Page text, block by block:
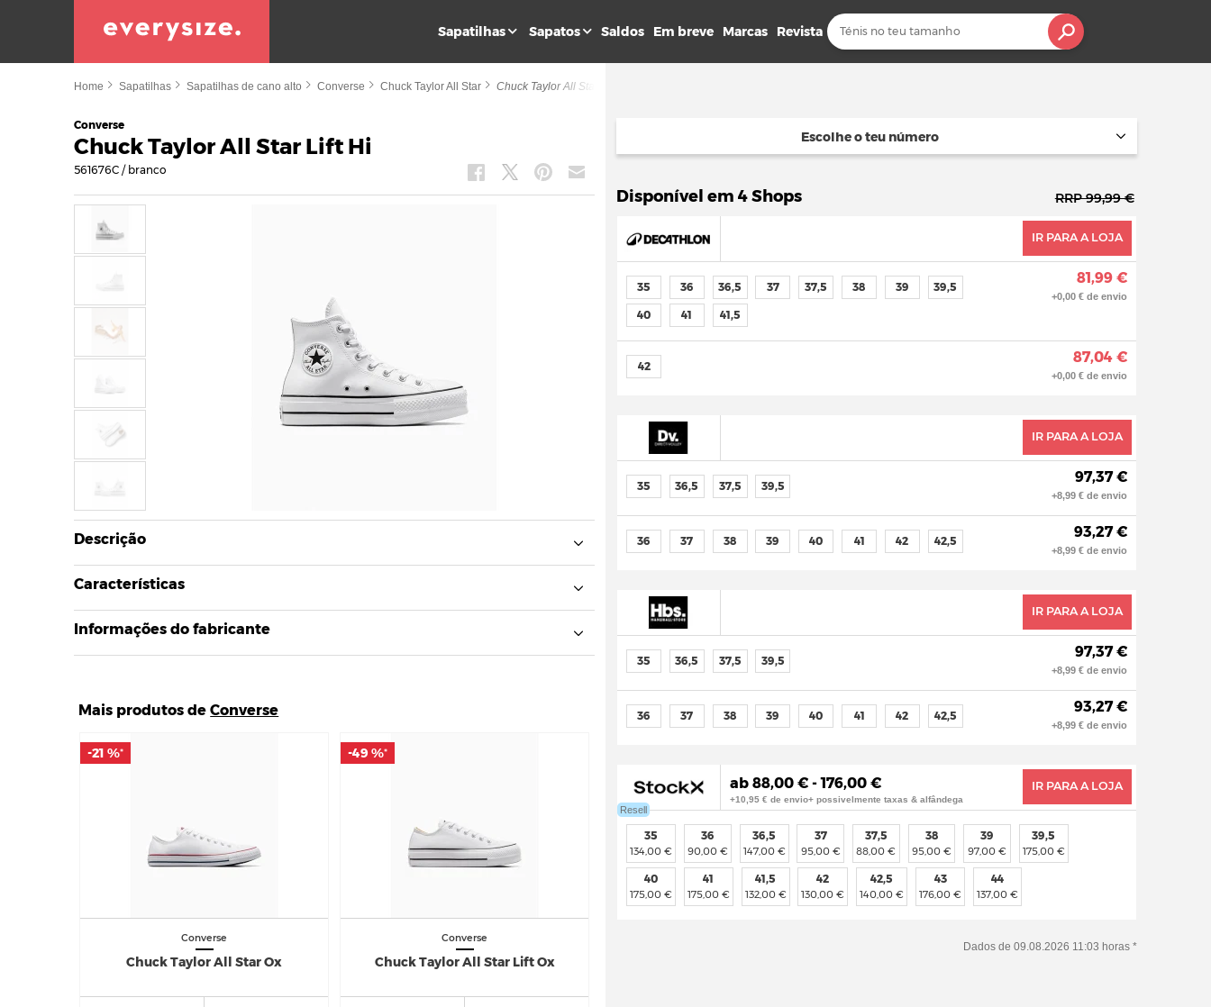
Sapatilhas Sapatos Saldos Em breve Marcas Revista
Home Sapatilhas Sapatilhas de cano alto Converse Chuck Taylor All Star Chuck Taylor All Star Lift Hi
Converse
Chuck Taylor All Star Lift Hi
561676C / branco
Descrição
Características
Informações do fabricante
Mais produtos deConverse
Converse
Chuck Taylor All Star Ox
-21 %*
-21 %*
Converse
Chuck Taylor All Star Lift Ox
-49 %*
-49 %*
Escolhe o teu número
Disponível em 4 Shops RRP 99,99 €
IR PARA A LOJA
35 36 36,5 37 37,5 38 39 39,5
40 41 41,5
81,99 €
+0,00 € de envio
42
87,04 €
+0,00 € de envio
IR PARA A LOJA
35 36,5 37,5 39,5
97,37 €
+8,99 € de envio
36 37 38 39 40 41 42 42,5
93,27 €
+8,99 € de envio
IR PARA A LOJA
35 36,5 37,5 39,5
97,37 €
+8,99 € de envio
36 37 38 39 40 41 42 42,5
93,27 €
+8,99 € de envio
Resell
ab 88,00 € - 176,00 €
+10,95 € de envio+ possivelmente taxas & alfândega
IR PARA A LOJA
35
134,00 €
36
90,00 €
36,5
147,00 €
37
95,00 €
37,5
88,00 €
38
95,00 €
39
97,00 €
39,5
175,00 €
40
175,00 €
41
175,00 €
41,5
132,00 €
42
130,00 €
42,5
140,00 €
43
176,00 €
44
137,00 €
Dados de 09.08.2026 11:03 horas *